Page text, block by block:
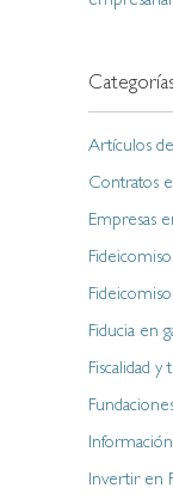
Artículos
Contratos
Empresas
Fiducia en
Fiscalidad y
Invertir en